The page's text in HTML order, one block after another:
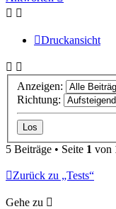
Druckansicht
Anzeigen:
Richtung:
5 Beiträge • Seite 1 von
Zurück zu „Tests“
Gehe zu